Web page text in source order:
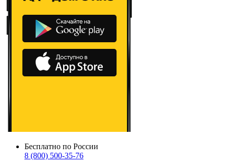
Бесплатно по России
8 (800) 500-35-76